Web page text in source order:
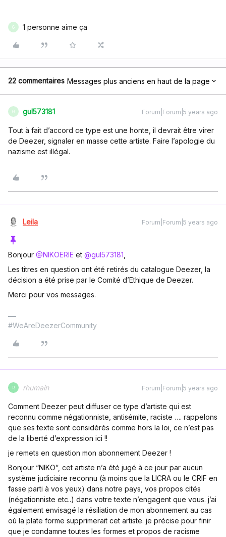
G 1 personne aime ça
22 commentaires Messages plus anciens en haut de la page
G gul573181 Forum|Forum|5 years ago
Tout à fait d’accord ce type est une honte, il devrait être virer
de Deezer, signaler en masse cette artiste. Faire l’apologie du
nazisme est illégal.
Leila Forum|Forum|5 years ago
Bonjour @NIKOERIE et @gul573181
Les titres en question ont été retirés du catalogue Deezer, la
décision a été prise par le Comité d’Ethique de Deezer.
Merci pour vos messages.
#WeAreDeezerCommunity
R rhumain Forum|Forum|5 years ago
Comment Deezer peut diffuser ce type d’artiste qui est
reconnu comme négationniste, antisémite, raciste …. rappelons
que ses texte sont considérés comme hors la loi, ce n’est pas
de la liberté d’expression ici !!
je remets en question mon abonnement Deezer !
Bonjour “NIKO”, cet artiste n’a été jugé à ce jour par aucun
système judiciaire reconnu (à moins que la LICRA ou le CRIF en
fasse parti à vos yeux) dans notre pays, vos propos cités
(négationniste etc..) dans votre texte n’engagent que vous. j’ai
également envisagé la résiliation de mon abonnement au cas
où la plate forme supprimerait cet artiste. je précise pour finir
que je condamne toutes les formes et propos de racisme